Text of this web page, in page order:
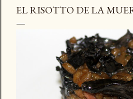
EL RISOTTO DE LA